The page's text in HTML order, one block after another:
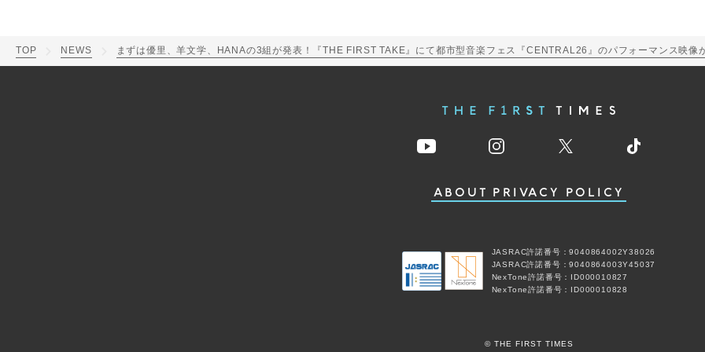
TOP NEWS まずは優里、羊文学、HANAの3組が発表！『THE FIRST TAKE』にて都市型音楽フェス『CENTRAL26』のパフォーマンス映像
ABOUT PRIVACY POLICY
JASRAC許諾番号：9040864002Y38026
JASRAC許諾番号：9040864003Y45037
NexTone許諾番号：ID000010827
NexTone許諾番号：ID000010828
© THE FIRST TIMES